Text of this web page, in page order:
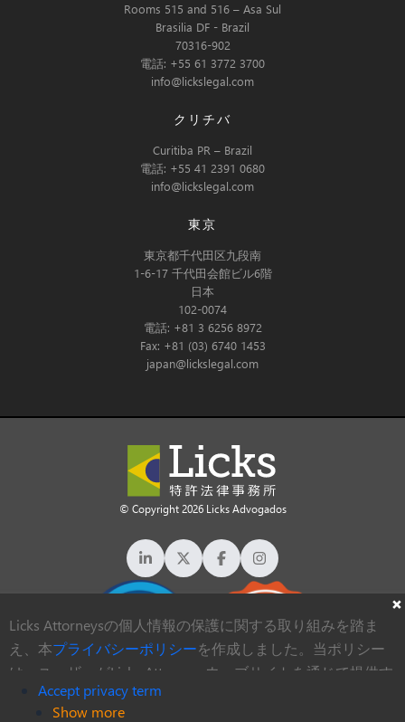
Licks Attorneysの個人情報の保護に関する取り組みを踏ま
え、本プライバシーポリシーを作成しました。当ポリシー
は、ユーザーがLicks Attorneysウェブサイトを通じて提供す
る個人データの収集、保管、処理方法に関する情報を提供
Accept privacy term
Show more
Rooms 515 and 516 – Asa Sul
Brasilia DF - Brazil
70316-902
電話: +55 61 3772 3700
info@lickslegal.com
クリチバ
Curitiba PR – Brazil
電話: +55 41 2391 0680
info@lickslegal.com
東京
東京都千代田区九段南
1-6-17 千代田会館ビル6階
日本
102-0074
電話: +81 3 6256 8972
Fax: +81 (03) 6740 1453
japan@lickslegal.com
© Copyright 2026 Licks Advogados